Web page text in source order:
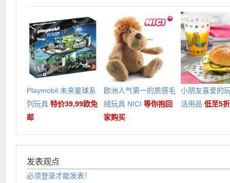
Playmobil 未来星球系
列玩具 特价39,99欧免
邮
欧洲人气第一的质感毛
绒玩具 NICI 等你抱回
家购买
小朋友喜爱的
活用品 低至5折
发表观点
必须登录才能发表！